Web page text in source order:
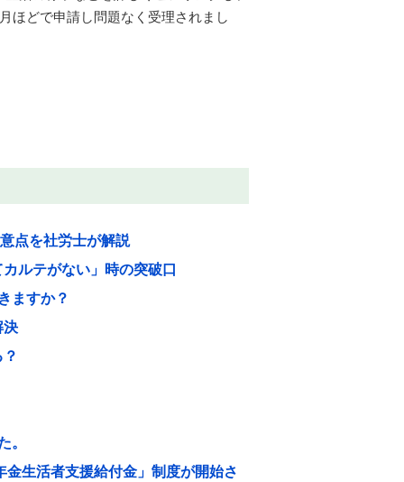
ほどで申請し問題なく受理されまし
点を社労士が解説
ルテがない」時の突破口
ますか？
決
。
生活者支援給付金」制度が開始さ